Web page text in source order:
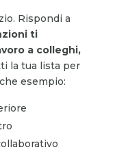
Rispondi a
ti
a colleghi,
la tua lista per
esempio: